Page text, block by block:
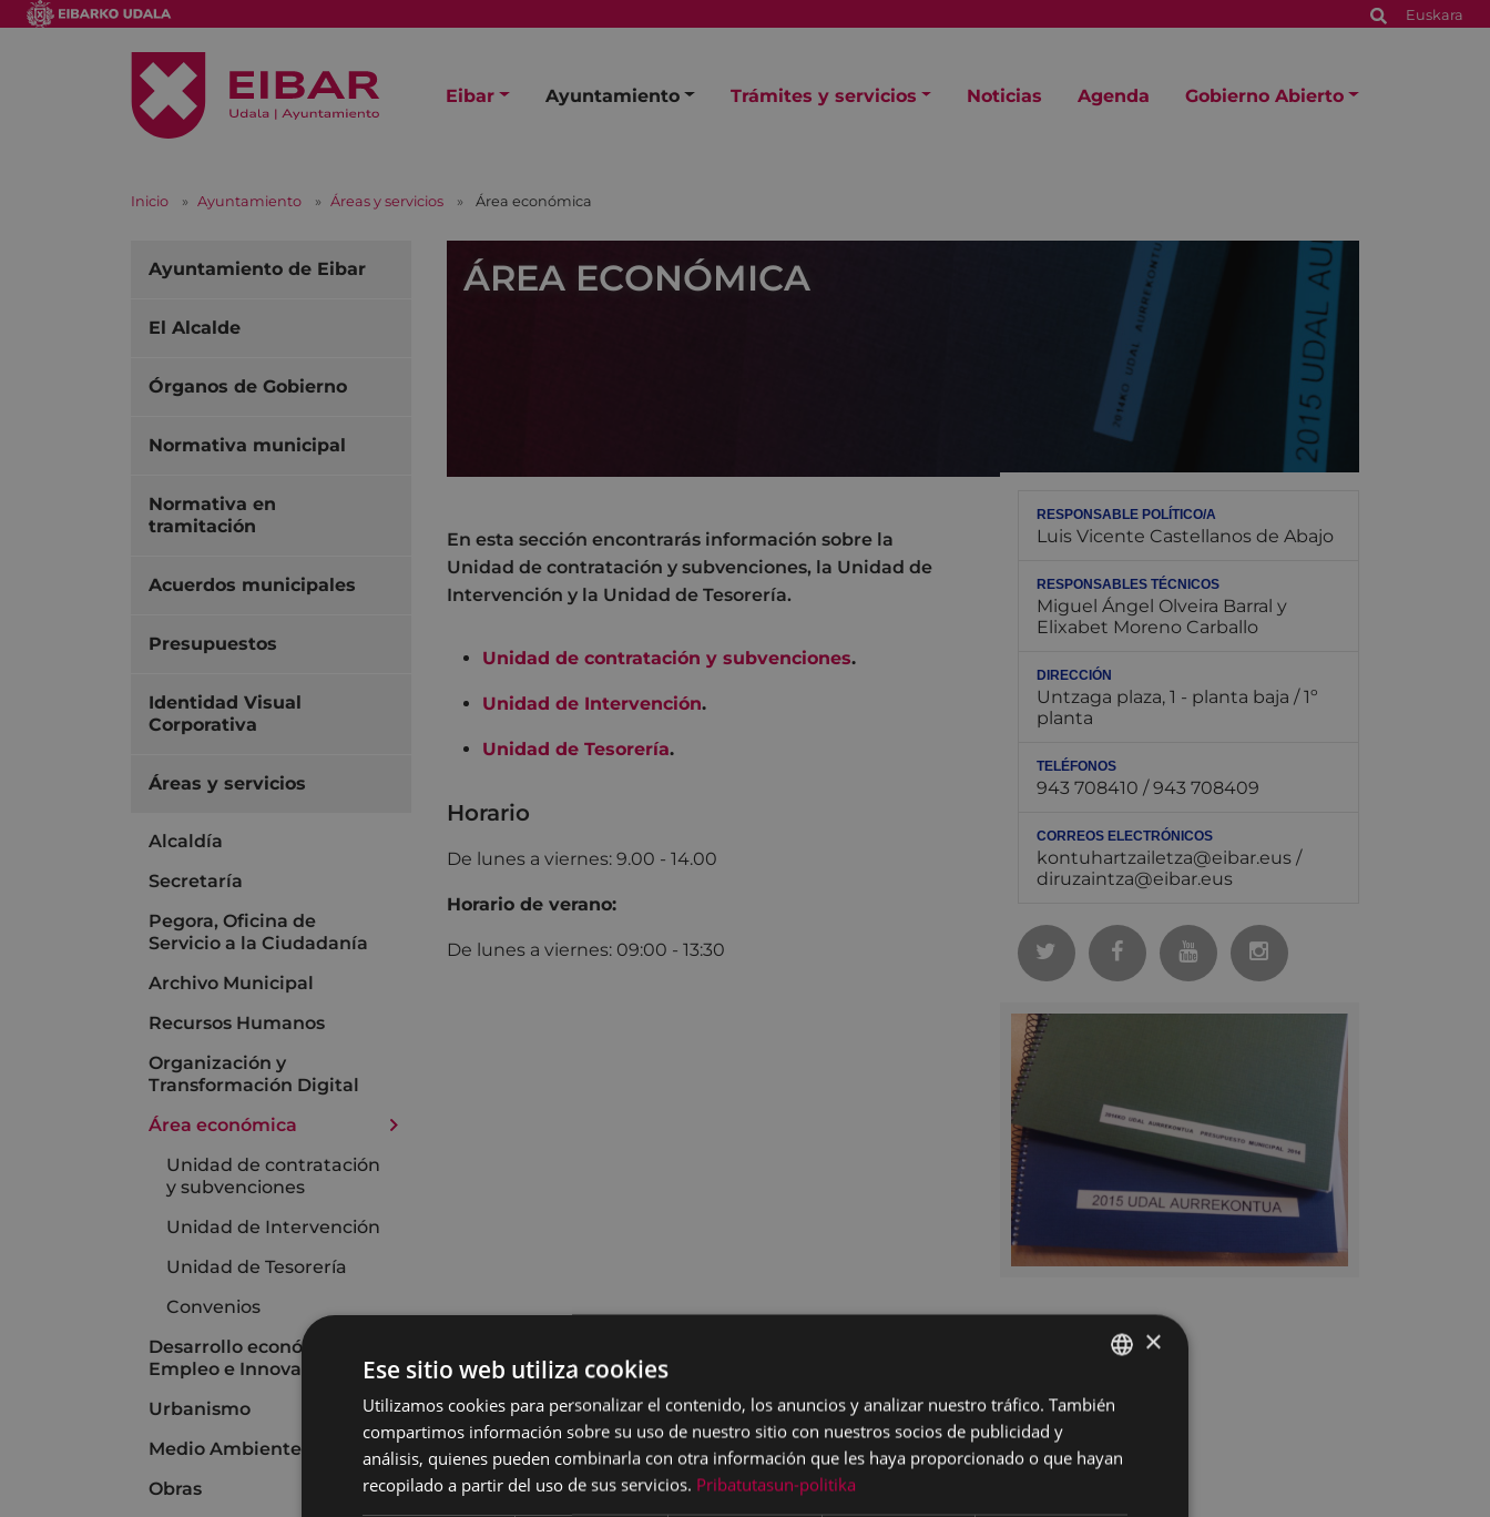
Euskara
Eibar Ayuntamiento Trámites y servicios Noticias Agenda Gobierno Abierto
Inicio Ayuntamiento Áreas y servicios Área económica
ÁREA ECONÓMICA
En esta sección encontrarás información sobre la
Unidad de contratación y subvenciones, la Unidad de
Intervención y la Unidad de Tesorería.
Unidad de contratación y subvenciones.
Unidad de Intervención.
Unidad de Tesorería.
Horario
De lunes a viernes: 9.00 - 14.00
Horario de verano:
De lunes a viernes: 09:00 - 13:30
RESPONSABLE POLÍTICO/A
Luis Vicente Castellanos de Abajo
RESPONSABLES TÉCNICOS
Miguel Ángel Olveira Barral y
Elixabet Moreno Carballo
DIRECCIÓN
Untzaga plaza, 1 - planta baja / 1º
planta
TELÉFONOS
943 708410 / 943 708409
CORREOS ELECTRÓNICOS
kontuhartzailetza@eibar.eus /
diruzaintza@eibar.eus
Ayuntamiento de Eibar
El Alcalde
Órganos de Gobierno
Normativa municipal
Normativa en
tramitación
Acuerdos municipales
Presupuestos
Identidad Visual
Corporativa
Áreas y servicios
Alcaldía
Secretaría
Pegora, Oficina de
Servicio a la Ciudadanía
Archivo Municipal
Recursos Humanos
Organización y
Transformación Digital
Área económica
Unidad de contratación
y subvenciones
Unidad de Intervención
Unidad de Tesorería
Convenios
Desarrollo económico,
Empleo e Innovación
Urbanismo
Medio Ambiente
Obras
BASQUE
×
Ese sitio web utiliza cookies
Utilizamos cookies para personalizar el contenido, los anuncios y analizar nuestro tráfico. También
compartimos información sobre su uso de nuestro sitio con nuestros socios de publicidad y
análisis, quienes pueden combinarla con otra información que les haya proporcionado o que hayan
recopilado a partir del uso de sus servicios. Pribatutasun-politika